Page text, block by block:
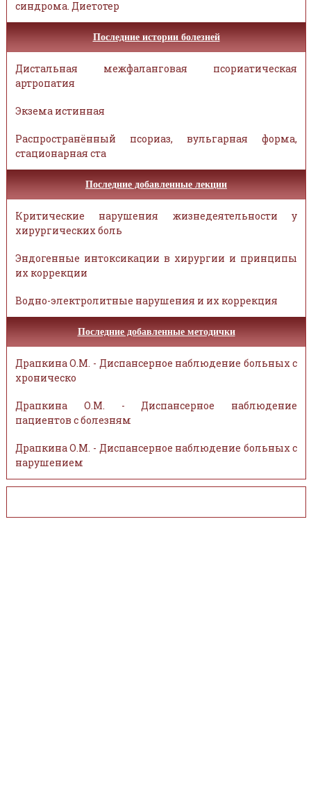
синдрома. Диетотер
Последние истории болезней
Дистальная межфаланговая псориатическая
артропатия
Экзема истинная
Распространённый псориаз, вульгарная форма,
стационарная ста
Последние добавленные лекции
Критические нарушения жизнедеятельности у
хирургических боль
Эндогенные интоксикации в хирургии и принципы
их коррекции
Водно-электролитные нарушения и их коррекция
Последние добавленные методички
Драпкина О.М. - Диспансерное наблюдение больных с
хроническо
Драпкина О.М. - Диспансерное наблюдение
пациентов с болезням
Драпкина О.М. - Диспансерное наблюдение больных с
нарушением